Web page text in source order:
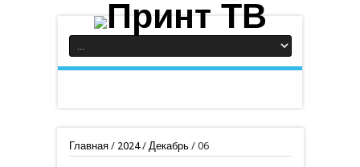
Главная/ 2024/ Декабрь/ 06